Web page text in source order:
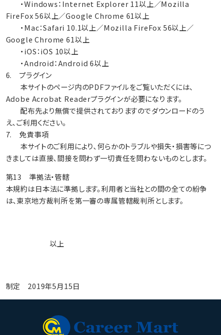
・Windows：Internet Explorer 11以上／Mozilla
FireFox 56以上／Google Chrome 61以上
・Mac：Safari 10.1以上／Mozilla FireFox 56以上／
Google Chrome 61以上
・iOS：iOS 10以上
・Android：Android 6以上
6. プラグイン
本サイトのページ内のPDFファイルをご覧いただくには、
Adobe Acrobat Readerプラグインが必要になります。
配布先より無償で提供されておりますのでダウンロードのう
え、ご利用ください。
7. 免責事項
本サイトのご利用により、何らかのトラブルや損失・損害等につ
きましては直接、間接を問わず一切責任を問わないものとします。
第13 準拠法・管轄
本規約は日本法に準拠します。利用者と当社との間の全ての紛争
は、東京地方裁判所を第一審の専属管轄裁判所とします。
以上
制定 2019年5月15日